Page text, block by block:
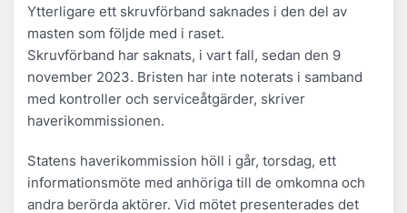
Ytterligare ett skruvförband saknades i den del av
masten som följde med i raset.
Skruvförband har saknats, i vart fall, sedan den 9
november 2023. Bristen har inte noterats i samband
med kontroller och serviceåtgärder, skriver
haverikommissionen.
Statens haverikommission höll i går, torsdag, ett
informationsmöte med anhöriga till de omkomna och
andra berörda aktörer. Vid mötet presenterades det